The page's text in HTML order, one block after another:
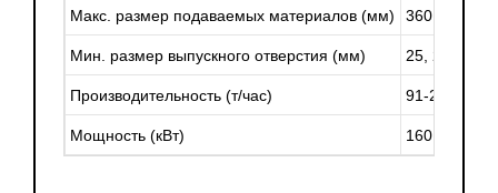
Макс. размер подаваемых материалов (мм) 360, 300,
Мин. размер выпускного отверстия (мм) 25, 22, 19
Производительность (т/час) 91-214
Мощность (кВт) 160